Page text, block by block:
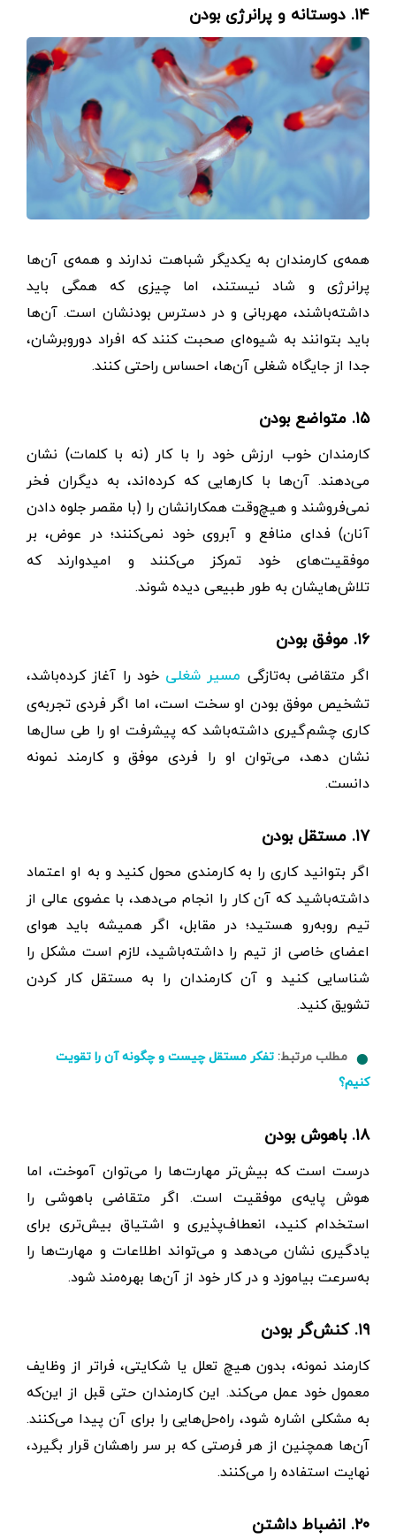
۱۴. دوستانه و پر‌انرژی بودن
همه‌ی کارمندان به یکدیگر شباهت ندارند و همه‌ی آن‌ها
پر‌انرژی و شاد نیستند، اما چیزی که همگی باید
داشته‌باشند، مهربانی و در دسترس بودنشان است. آن‌ها
باید بتوانند به شیوه‌ای صحبت کنند که افراد دور‌و‌برشان،
جدا از جایگاه شغلی آن‌ها، احساس راحتی کنند.
۱۵. متواضع بودن
کارمندان خوب ارزش خود را با کار (نه با کلمات) نشان
می‌دهند. آن‌ها با کارهایی که کرده‌اند، به دیگران فخر
نمی‌فروشند و هیچ‌وقت همکارانشان را (با مقصر جلوه دادن
آنان) فدای منافع و آبروی خود نمی‌کنند؛ در عوض، بر
موفقیت‌های خود تمرکز می‌کنند و امیدوارند که
تلاش‌هایشان به طور طبیعی دیده شوند.
۱۶. موفق بودن
اگر متقاضی به‌تازگی مسیر شغلی خود را آغاز کرده‌باشد،
تشخیص موفق بودن او سخت است، اما اگر فردی تجربه‌ی
کاری چشم‌گیری داشته‌باشد که پیشرفت او را طی سال‌ها
نشان دهد، می‌توان او را فردی موفق و کارمند نمونه
دانست.
۱۷. مستقل بودن
اگر بتوانید کاری را به کارمندی محول کنید و به او اعتماد
داشته‌باشید که آن کار را انجام می‌دهد، با عضوی عالی از
تیم روبه‌رو هستید؛ در مقابل، اگر همیشه باید هوای
اعضای خاصی از تیم را داشته‌باشید، لازم است مشکل را
شناسایی کنید و آن کارمندان را به مستقل کار کردن
تشویق کنید.
مطلب مرتبط: تفکر مستقل چیست و چگونه آن را تقویت
کنیم؟
۱۸. باهوش بودن
درست است که بیش‌تر مهارت‌ها را می‌توان آموخت، اما
هوش پایه‌ی موفقیت است. اگر متقاضی باهوشی را
استخدام کنید، انعطاف‌پذیری و اشتیاق بیش‌تری برای
یادگیری نشان می‌دهد و می‌تواند اطلاعات و مهارت‌ها را
به‌سرعت بیاموزد و در کار خود از آن‌ها بهره‌مند شود.
۱۹. کنش‌گر بودن
کارمند نمونه، بدون هیچ تعلل یا شکایتی، فراتر از وظایف
معمول خود عمل می‌کند. این کارمندان حتی قبل از این‌که
به مشکلی اشاره شود، راه‌حل‌هایی را برای آن پیدا می‌کنند.
آن‌ها همچنین از هر فرصتی که بر سر راهشان قرار بگیرد،
نهایت استفاده را می‌کنند.
۲۰. انضباط داشتن